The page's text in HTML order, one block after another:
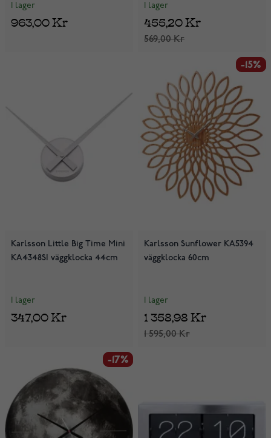
I lager
963,00 Kr
I lager
569,00 Kr
455,20 Kr
Karlsson Little Big Time Mini
KA4348SI väggklocka 44cm
I lager
347,00 Kr
-15%
-15%
Karlsson Sunflower KA5394
väggklocka 60cm
I lager
1 595,00 Kr
1 358,98 Kr
-17%
-17%